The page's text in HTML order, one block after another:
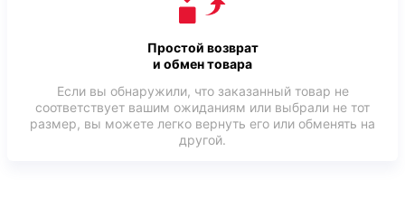
Простой возврат
и обмен товара
Если вы обнаружили, что заказанный товар не
соответствует вашим ожиданиям или выбрали не тот
размер, вы можете легко вернуть его или обменять на
другой.